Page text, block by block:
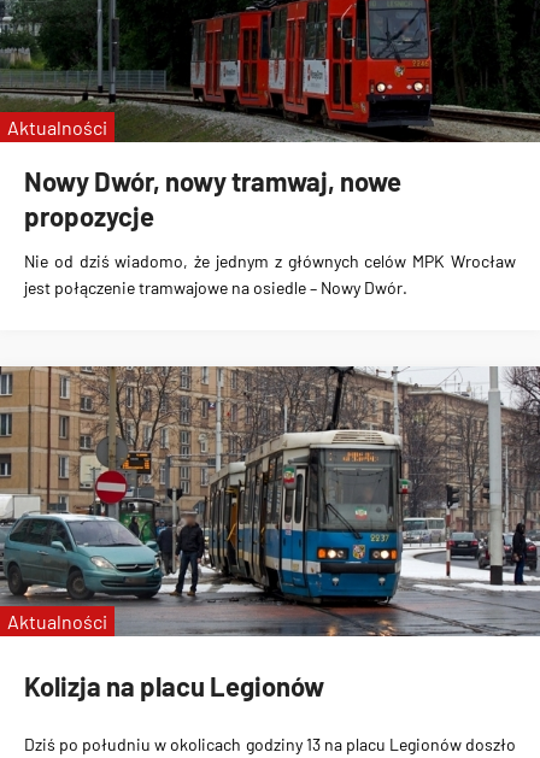
Nowy Dwór, nowy tramwaj, nowe
propozycje
Nie od dziś wiadomo, że jednym z głównych celów MPK Wrocław
jest połączenie tramwajowe na osiedle – Nowy Dwór.
Aktualności
Kolizja na placu Legionów
Dziś po południu w okolicach godziny 13 na placu Legionów doszło
Aktualności